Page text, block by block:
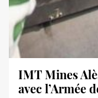
IMT Mines
avec l’Armée